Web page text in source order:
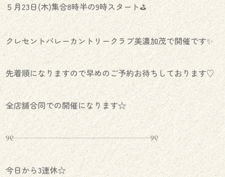
５月23日(木)集合8時半の9時スタート⛳️
クレセントバレーカントリークラブ美濃加茂で開催です✨
先着順になりますので早めのご予約お待ちしております♡
全店舗合同での開催になります☆
୨୧┈┈┈┈┈┈┈┈┈┈┈┈┈┈┈┈┈୨୧
今日から3連休☆